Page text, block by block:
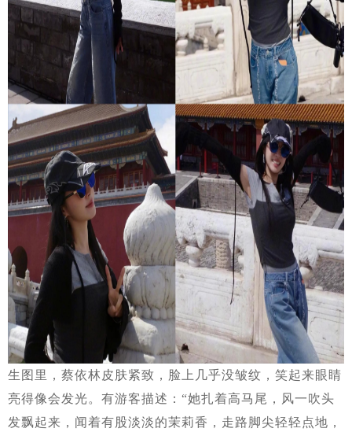
生图里，蔡依林皮肤紧致，脸上几乎没皱纹，笑起来眼睛
亮得像会发光。有游客描述：“她扎着高马尾，风一吹头
发飘起来，闻着有股淡淡的茉莉香，走路脚尖轻轻点地，